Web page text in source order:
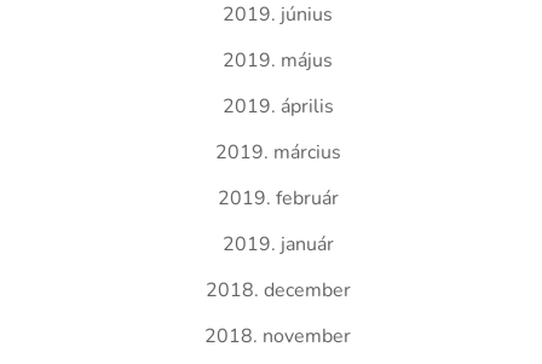
2019. június
2019. május
2019. április
2019. március
2019. február
2019. január
2018. december
2018. november